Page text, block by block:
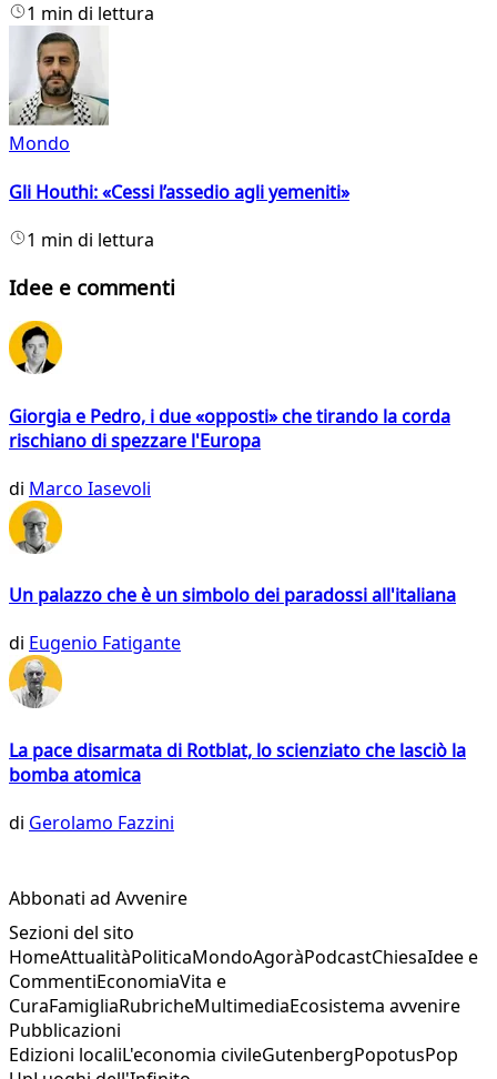
1 min di lettura
Mondo
Gli Houthi: «Cessi l’assedio agli yemeniti»
1 min di lettura
Idee e commenti
Giorgia e Pedro, i due «opposti» che tirando la corda
rischiano di spezzare l'Europa
di Marco Iasevoli
Un palazzo che è un simbolo dei paradossi all'italiana
di Eugenio Fatigante
La pace disarmata di Rotblat, lo scienziato che lasciò la
bomba atomica
di Gerolamo Fazzini
Abbonati ad Avvenire
Sezioni del sito
HomeAttualitàPoliticaMondoAgoràPodcastChiesaIdee e
CommentiEconomiaVita e
CuraFamigliaRubricheMultimediaEcosistema avvenire
Pubblicazioni
Edizioni localiL'economia civileGutenbergPopotusPop